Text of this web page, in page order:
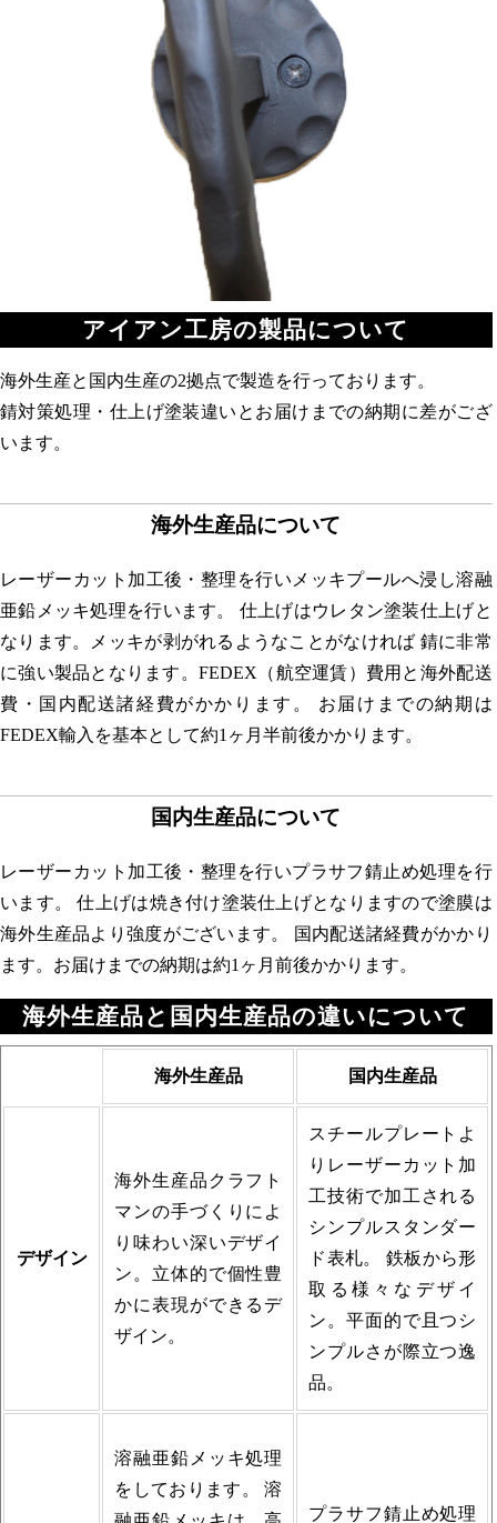
アイアン工房の製品について
海外生産と国内生産の2拠点で製造を行っております。
錆対策処理・仕上げ塗装違いとお届けまでの納期に差がござ
います。
海外生産品について
レーザーカット加工後・整理を行いメッキプールへ浸し溶融
亜鉛メッキ処理を行います。 仕上げはウレタン塗装仕上げと
なります。メッキが剥がれるようなことがなければ 錆に非常
に強い製品となります。FEDEX（航空運賃）費用と海外配送
費・国内配送諸経費がかかります。 お届けまでの納期は
FEDEX輸入を基本として約1ヶ月半前後かかります。
国内生産品について
レーザーカット加工後・整理を行いプラサフ錆止め処理を行
います。 仕上げは焼き付け塗装仕上げとなりますので塗膜は
海外生産品より強度がございます。 国内配送諸経費がかかり
ます。お届けまでの納期は約1ヶ月前後かかります。
海外生産品と国内生産品の違いについて
海外生産品 国内生産品
デザイン
海外生産品クラフト
マンの手づくりによ
り味わい深いデザイ
ン。立体的で個性豊
かに表現ができるデ
ザイン。
スチールプレートよ
りレーザーカット加
工技術で加工される
シンプルスタンダー
ド表札。 鉄板から形
取る様々なデザイ
ン。平面的で且つシ
ンプルさが際立つ逸
品。
溶融亜鉛メッキ処理
をしております。 溶
プラサフ錆止め処理